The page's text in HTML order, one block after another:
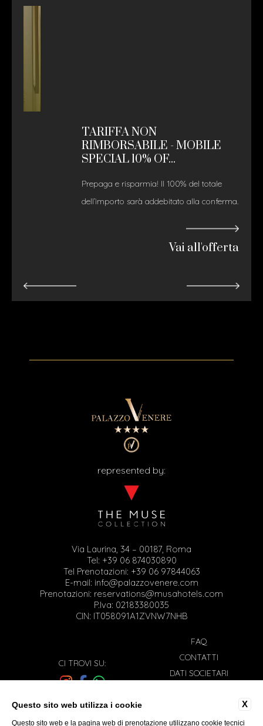
TARIFFA NON
RIMBORSABILE - MOBILE
SPECIAL 10% OF...
Prepaga e risparmia! Il 100% del totale
dell’importo sarà addebitato alla conferma.
Vai all'offerta
represented by:
Via Laurina, 34 – 00187, Roma
Tel: +39 06 874030890
Tel Prenotazioni: +39 06 97844063
E-mail: info@palazzovenere.com
Prenotazioni: reservations@musahotels.com
P.Iva: 02183380035
CIN: IT058091A1ZVNW7NHB
CI TROVI SU:
Iscriviti alla nostra newsletter
FAQ
CONTATTI
DATI SOCIETARI
COOKIE POLICY
X
Questo sito web utilizza i cookie
Questo sito web e la pagina web di prenotazione utilizzano cookie tecnici